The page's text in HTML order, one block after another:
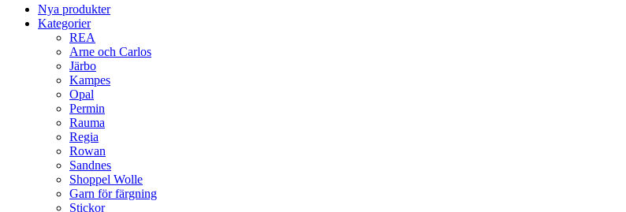
Nya produkter
Kategorier
REA
Arne och Carlos
Järbo
Kampes
Opal
Permin
Rauma
Regia
Rowan
Sandnes
Shoppel Wolle
Garn för färgning
Stickor